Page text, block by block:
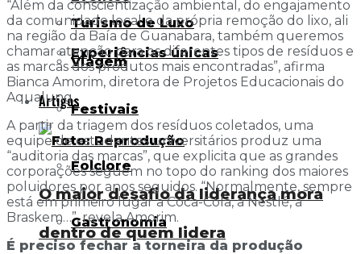
Turismo de Luxo
Viagem
Artigos
O maior desafio da liderança mora
dentro de quem lidera
Experiências únicas
Festivais
Folclore
Gastronomia
“Além da conscientização ambiental, do engajamento
da comunidade local e da própria remoção do lixo, ali
na região da Baía de Guanabara, também queremos
chamar atenção para os diferentes tipos de resíduos e
as marcas dos produtos mais encontradas”, afirma
Bianca Amorim, diretora de Projetos Educacionais do
Aqualung.
A partir da triagem dos resíduos coletados, uma
equipe de estudantes universitários produz uma
“auditoria das marcas”, que explicita que as grandes
corporações seguem no topo do ranking dos maiores
poluidores por anos seguidos. “Normalmente, sempre
está em primeiro lugar a Coca-Cola, a Nestlé, a
Braskem…”, revela Amorim.
É preciso fechar a torneira da produção